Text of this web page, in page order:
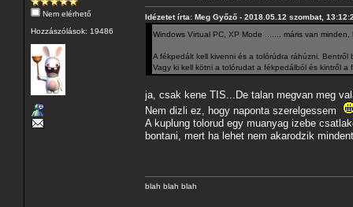
Nem elérhető
Hozzászólások: 19486
Idézetet írta: Meg Győző - 2018.05.12 szombat,
Windows Virtual PC, XP Mode ....... máris van
A fékpedált kell kivenni és a tolórúdra ráhúzni. Bentről
Vagy ki kell kötni a tolórudat a fékpedálból és kintről
ja, csak kene TIS...De talan megvan meg
Nem dizli ez, hogy naponta szerelgessem
A kuplung tolorud egy muanyag izebe
bontani, mert ha lehet nem akarodzik
blah blah blah